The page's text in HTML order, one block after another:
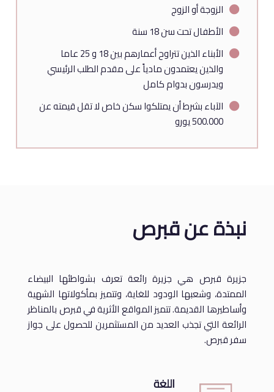
الزوجة أو الزوج
الأطفال تحت سن 18 سنة
الأبناء الذين تتراوح أعمارهم بين 18 و 25 عاما
والذين يعتمدون مادياً على مقدم الطلب الرئيسي
ويدرسون بدوام كامل
الآباء بشرط أن يمتلكوا سكن خاص لا تقل قيمته عن
500.000 يورو
نبذة عن قبرص
جزيرة قبرص هي جزيرة رائعة تعرف بشواطئها البيضاء
الممتدة، وشعبها الودود للغاية، وتتميز بمأكولاتها الشهية
وأساطيرها القديمة. تتميز المواقع الأثرية في قبرص بالمناظر
الرائعة التي تجذب العديد من المستثمرين للحصول على جواز
سفر قبرص.
اللغة